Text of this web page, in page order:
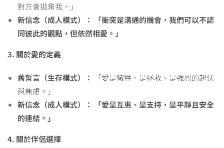
對方會拋棄我。」
新信念（成人模式）：
「衝突是溝通的機會，我們可以不認
同彼此的觀點，但依然相愛。」
3. 關於愛的定義
舊誓言（生存模式）：
「愛是犧牲、是拯救、是強烈的起伏
與焦慮。」
新信念（成人模式）：
「愛是互惠、是支持，是平靜且安全
的連結。」
4. 關於伴侶選擇